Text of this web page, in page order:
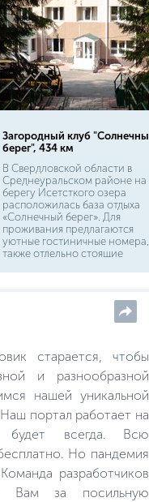
Синдор, за ней, по речушке
заросшей травой и
водорослями, на лодке
доплывете непосредственно
озер Синдорское и Донское.
Загородный клуб
берег", 434 км
В Свердловской области в
Среднеуральском районе на
берегу Исетсткого озера
расположилась база отдыха
«Солнечный берег». Для
проживания предлагаются
уютные гостиничные
также отдельно стоящие
старается, чтобы
и разнообразной
нашей уникальной
портал работает на
будет всегда. Всю
Но пандемия
разработчиков
Вам за посильную